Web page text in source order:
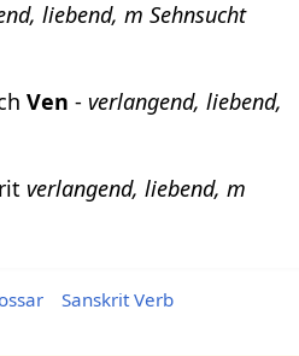
liebend, m Sehnsucht
Ven - verlangend, liebend,
verlangend, liebend, m
Sanskrit Verb